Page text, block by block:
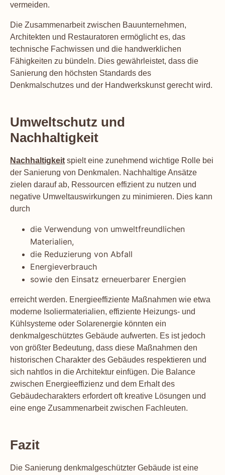
vermeiden.
Die Zusammenarbeit zwischen Bauunternehmen,
Architekten und Restauratoren ermöglicht es, das
technische Fachwissen und die handwerklichen
Fähigkeiten zu bündeln. Dies gewährleistet, dass die
Sanierung den höchsten Standards des
Denkmalschutzes und der Handwerkskunst gerecht wird.
Umweltschutz und
Nachhaltigkeit
Nachhaltigkeit spielt eine zunehmend wichtige Rolle bei
der Sanierung von Denkmalen. Nachhaltige Ansätze
zielen darauf ab, Ressourcen effizient zu nutzen und
negative Umweltauswirkungen zu minimieren. Dies kann
durch
die Verwendung von umweltfreundlichen
Materialien,
die Reduzierung von Abfall
Energieverbrauch
sowie den Einsatz erneuerbarer Energien
erreicht werden. Energieeffiziente Maßnahmen wie etwa
moderne Isoliermaterialien, effiziente Heizungs- und
Kühlsysteme oder Solarenergie könnten ein
denkmalgeschütztes Gebäude aufwerten. Es ist jedoch
von größter Bedeutung, dass diese Maßnahmen den
historischen Charakter des Gebäudes respektieren und
sich nahtlos in die Architektur einfügen. Die Balance
zwischen Energieeffizienz und dem Erhalt des
Gebäudecharakters erfordert oft kreative Lösungen und
eine enge Zusammenarbeit zwischen Fachleuten.
Fazit
Die Sanierung denkmalgeschützter Gebäude ist eine